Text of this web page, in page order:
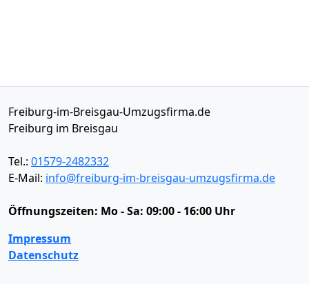
Freiburg-im-Breisgau-Umzugsfirma.de
Freiburg im Breisgau
Tel.: 01579-2482332
E-Mail: info@freiburg-im-breisgau-umzugsfirma.de
Öffnungszeiten: Mo - Sa: 09:00 - 16:00 Uhr
Impressum
Datenschutz